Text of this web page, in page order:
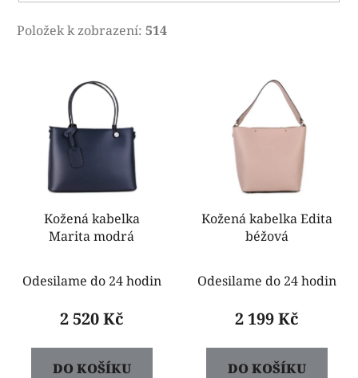
Položek k zobrazení: 514
Kožená kabelka
Marita modrá
Odesilame do 24 hodin
2 520 Kč
DO KOŠÍKU
Kožená kabelka Edita
béžová
Odesilame do 24 hodin
2 199 Kč
DO KOŠÍKU